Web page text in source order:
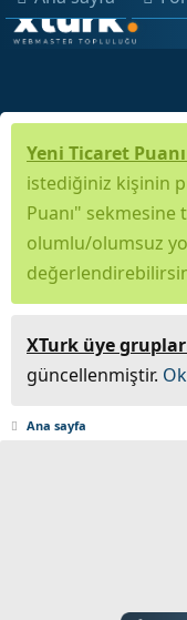
Yeni Ticaret
istediğiniz kişinin
Puanı" sekmesine
olumlu/olumsuz
XTurk üye
güncellenmiştir.
Ana sayfa